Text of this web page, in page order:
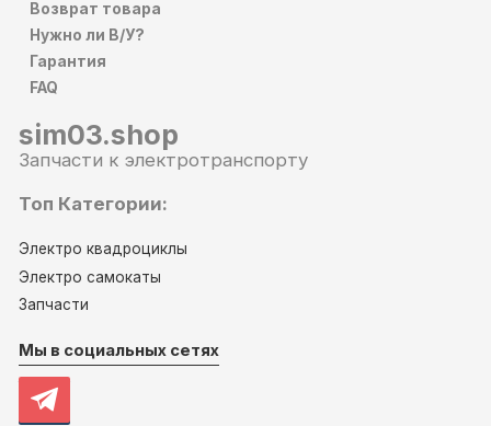
Возврат товара
Нужно ли В/У?
Гарантия
FAQ
sim03.shop
Запчасти к электротранспорту
Топ Категории:
Электро квадроциклы
Электро самокаты
Запчасти
Мы в социальных сетях